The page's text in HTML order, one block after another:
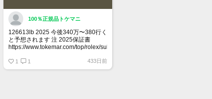
100％正規品トケマニ
126613lb 2025 今後340万〜380行く
と予想されます 注 2025保証書
https://www.tokemar.com/top/rolex/submariner/166613lb-
マジ上がる予想しかない
1 1 433日前